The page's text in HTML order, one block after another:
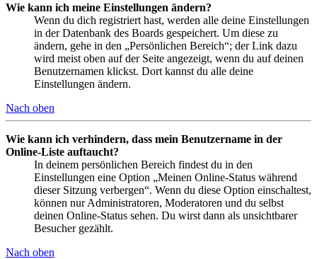
Wie kann ich meine Einstellungen ändern?
Wenn du dich registriert hast, werden alle deine Einstellungen
in der Datenbank des Boards gespeichert. Um diese zu
ändern, gehe in den „Persönlichen Bereich“; der Link dazu
wird meist oben auf der Seite angezeigt, wenn du auf deinen
Benutzernamen klickst. Dort kannst du alle deine
Einstellungen ändern.
Nach oben
Wie kann ich verhindern, dass mein Benutzername in der
Online-Liste auftaucht?
In deinem persönlichen Bereich findest du in den
Einstellungen eine Option „Meinen Online-Status während
dieser Sitzung verbergen“. Wenn du diese Option einschaltest,
können nur Administratoren, Moderatoren und du selbst
deinen Online-Status sehen. Du wirst dann als unsichtbarer
Besucher gezählt.
Nach oben